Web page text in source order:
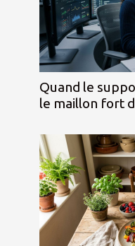
Quand le
le maillon fort